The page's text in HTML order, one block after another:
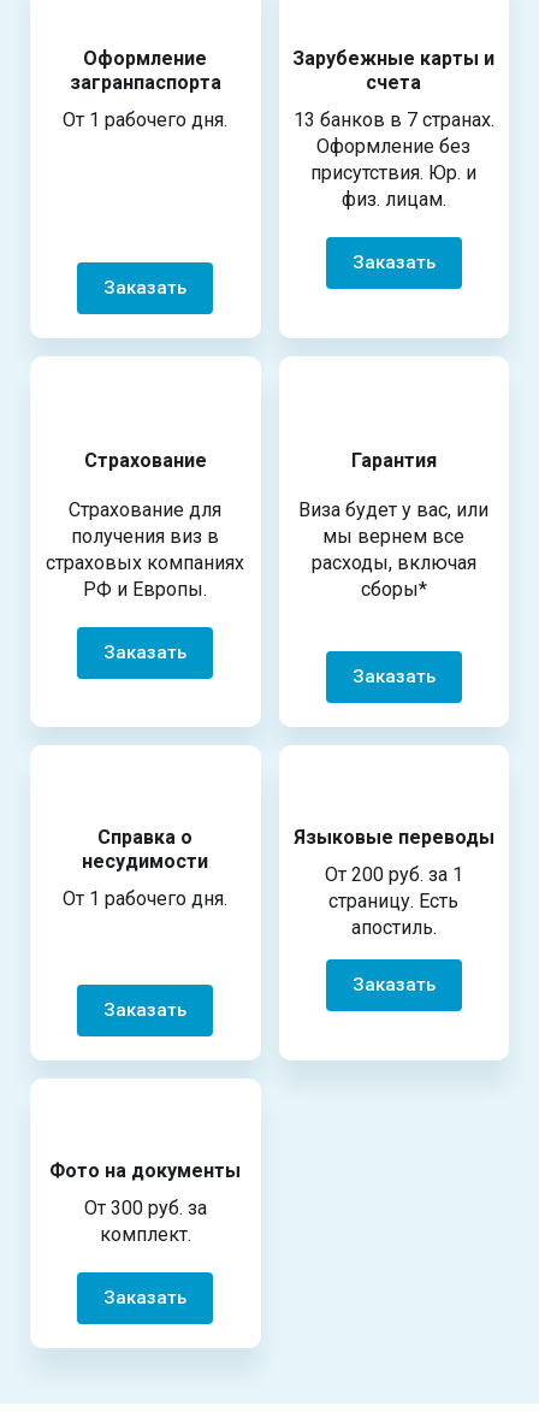
Оформление
загранпаспорта
От 1 рабочего дня.
Заказать
Зарубежные карты и
счета
13 банков в 7 странах.
Оформление без
присутствия. Юр. и
физ. лицам.
Заказать
Страхование
Страхование для
получения виз в
страховых компаниях
РФ и Европы.
Заказать
Гарантия
Виза будет у вас, или
мы вернем все
расходы, включая
сборы*
Заказать
Справка о
несудимости
От 1 рабочего дня.
Заказать
Языковые переводы
От 200 руб. за 1
страницу. Есть
апостиль.
Заказать
Фото на документы
От 300 руб. за
комплект.
Заказать